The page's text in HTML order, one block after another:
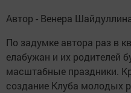
Автор - Венера
По задумке автора раз в
елабужан и их родителей
масштабные праздники.
создание Клуба молодых